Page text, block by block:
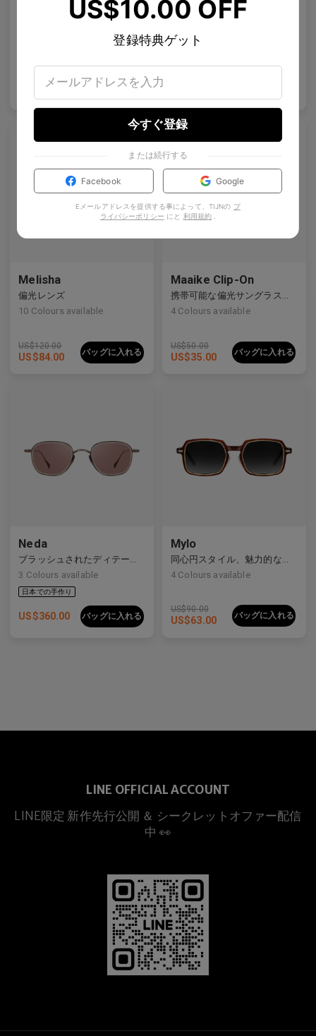
プレミアムチタニウム プレミアムチタニウム
120.00 バッグに入れる
Emblematic S 01
8
Colours available
Melisha
偏光レンズ
10 Colours available
US$120.00
US$84.00 バッグに入れる
Maaike Clip-On
4 Colours available
US$50.00
US$35.00 バッグに入れる
Neda
3 Colours available
US$360.00 バッグに入れる
Mylo
4 Colours available
US$90.00
US$63.00 バッグに入れる
LINE OFFICIAL ACCOUNT
LINE限定 新作先行公開 ＆ シークレットオファー配信
中 👀
US$10.00 OFF
登録特典ゲット
今すぐ登録
または続行する
Facebook Google
Eメールアドレスを提供する事によって、TIJNの プ
ライバシーポリシー にと 利用規約 .